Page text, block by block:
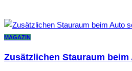
MAGAZIN
Zusätzlichen Stauraum